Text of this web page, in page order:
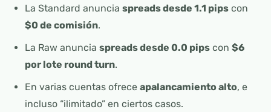
La Standard anuncia spreads desde 1.1 pipscon
$0 de comisión.
La Raw anuncia spreads desde 0.0 pipscon $6
por lote round turn.
En varias cuentas ofrece apalancamiento alto, e
incluso “ilimitado” en ciertos casos.